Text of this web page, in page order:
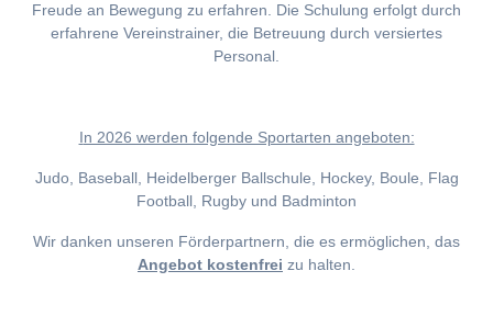
Freude an Bewegung zu erfahren. Die Schulung erfolgt durch
erfahrene Vereinstrainer, die Betreuung durch versiertes
Personal.
In 2026 werden folgende Sportarten angeboten:
Judo, Baseball, Heidelberger Ballschule, Hockey, Boule, Flag
Football, Rugby und Badminton
Wir danken unseren Förderpartnern, die es ermöglichen, das
Angebot kostenfrei zu halten.